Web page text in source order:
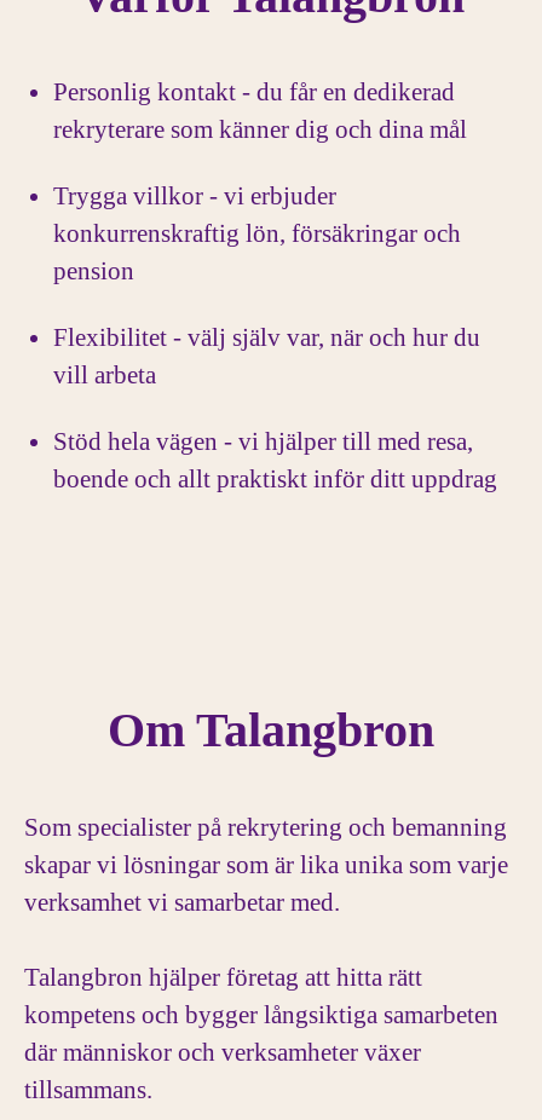
Personlig kontakt - du får en dedikerad
rekryterare som känner dig och dina mål
Trygga villkor - vi erbjuder
konkurrenskraftig lön, försäkringar och
pension
Flexibilitet - välj själv var, när och hur du
vill arbeta
Stöd hela vägen - vi hjälper till med resa,
boende och allt praktiskt inför ditt uppdrag
Om Talangbron
Som specialister på rekrytering och bemanning
skapar vi lösningar som är lika unika som varje
verksamhet vi samarbetar med.
Talangbron hjälper företag att hitta rätt
kompetens och bygger långsiktiga samarbeten
där människor och verksamheter växer
tillsammans.